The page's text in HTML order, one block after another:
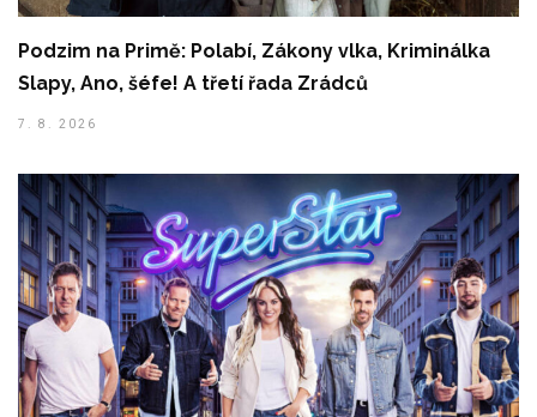
Podzim na Primě: Polabí, Zákony vlka, Kriminálka
Slapy, Ano, šéfe! A třetí řada Zrádců
7. 8. 2026